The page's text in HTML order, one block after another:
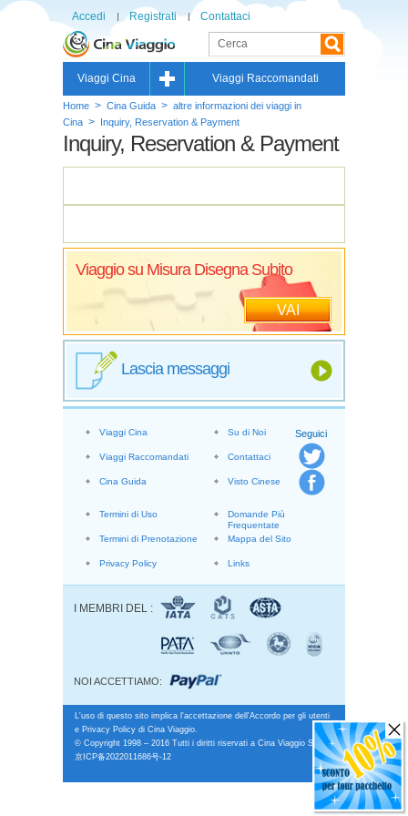
Accedi Registrati Contattaci
Viaggi Cina Viaggi Raccomandati
Home > Cina Guida > altre informazioni dei viaggi in
Cina > Inquiry, Reservation & Payment
Inquiry, Reservation & Payment
Viaggio su Misura Disegna Subito
VAI
Lascia messaggi
Seguici
Viaggi Cina
Viaggi Raccomandati
Cina Guida
Su di Noi
Contattaci
Visto Cinese
Termini di Uso
Termini di Prenotazione
Privacy Policy
Domande Più
Frequentate
Mappa del Sito
Links
I MEMBRI DEL :
NOI ACCETTIAMO:
L'uso di questo sito implica l'accettazione dell'Accordo per gli utenti
e Privacy Policy di Cina Viaggio.
© Copyright 1998 – 2016 Tutti i diritti riservati a Cina Viaggio S.r.l.
京ICP备2022011686号-12